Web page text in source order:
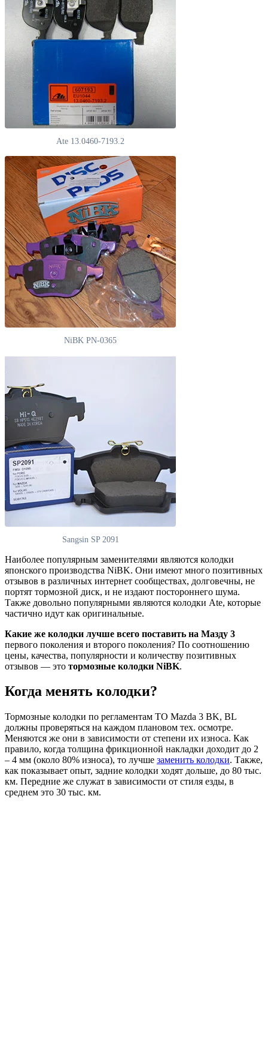
Ate 13.0460-7193.2
NiBK PN-0365
Sangsin SP 2091
Наиболее популярным заменителями являются колодки
японского производства NiBK. Они имеют много позитивных
отзывов в различных интернет сообществах, долговечны, не
портят тормозной диск, и не издают постороннего шума.
Также довольно популярными являются колодки Ate, которые
частично идут как оригинальные.
Какие же колодки лучше всего поставить на Мазду 3
первого поколения и второго поколения? По соотношению
цены, качества, популярности и количеству позитивных
отзывов — это тормозные колодки NiBK.
Когда менять колодки?
Тормозные колодки по регламентам ТО Mazda 3 BK, BL
должны проверяться на каждом плановом тех. осмотре.
Меняются же они в зависимости от степени их износа. Как
правило, когда толщина фрикционной накладки доходит до 2
– 4 мм (около 80% износа), то лучше заменить колодки. Также,
как показывает опыт, задние колодки ходят дольше, до 80 тыс.
км. Передние же служат в зависимости от стиля езды, в
среднем это 30 тыс. км.